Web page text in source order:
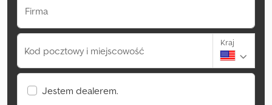
Firma
Kod pocztowy i miejscowość
Kraj
Jestem dealerem.